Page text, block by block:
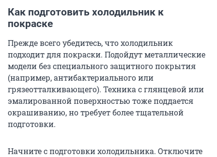
Как подготовить холодильник к
покраске
Прежде всего убедитесь, что холодильник
подходит для покраски. Подойдут металлические
модели без специального защитного покрытия
(например, антибактериального или
грязеотталкивающего). Техника с глянцевой или
эмалированной поверхностью тоже поддается
окрашиванию, но требует более тщательной
подготовки.
Начните с подготовки холодильника. Отключите